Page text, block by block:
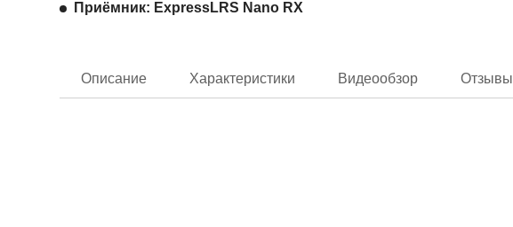
Приёмник: ExpressLRS Nano RХ
Описание Характеристики Видеообзор Отзывы